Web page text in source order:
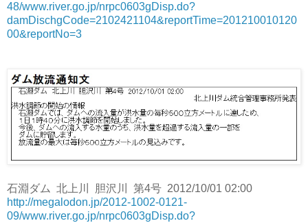
48/www.river.go.jp/nrpc0603gDisp.do?
damDischgCode=2102421104&reportTime=201210010120
00&reportNo=3
石淵ダム 北上川 胆沢川 第4号 2012/10/01 02:00
http://megalodon.jp/2012-1002-0121-
09/www.river.go.jp/nrpc0603gDisp.do?